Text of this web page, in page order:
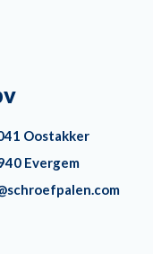
Oostakker
Evergem